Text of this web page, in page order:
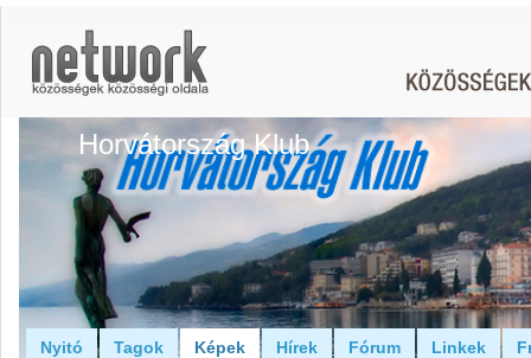
Horvátország Klub
Nyitó Tagok Képek Hírek Fórum Linkek